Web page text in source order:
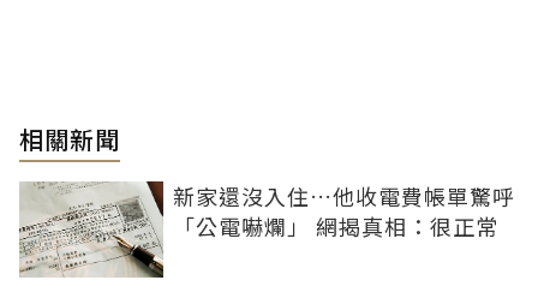
相關新聞
新家還沒入住…他收電費帳單驚呼
「公電嚇爛」 網揭真相：很正常